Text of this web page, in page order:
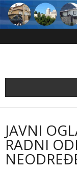
Skip
content
JAVNI
RADNI